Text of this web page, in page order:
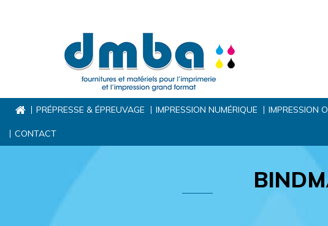
PRÉPRESSE & ÉPREUVAGE IMPRESSION NUMÉRIQUE IMPRESSION
CONTACT